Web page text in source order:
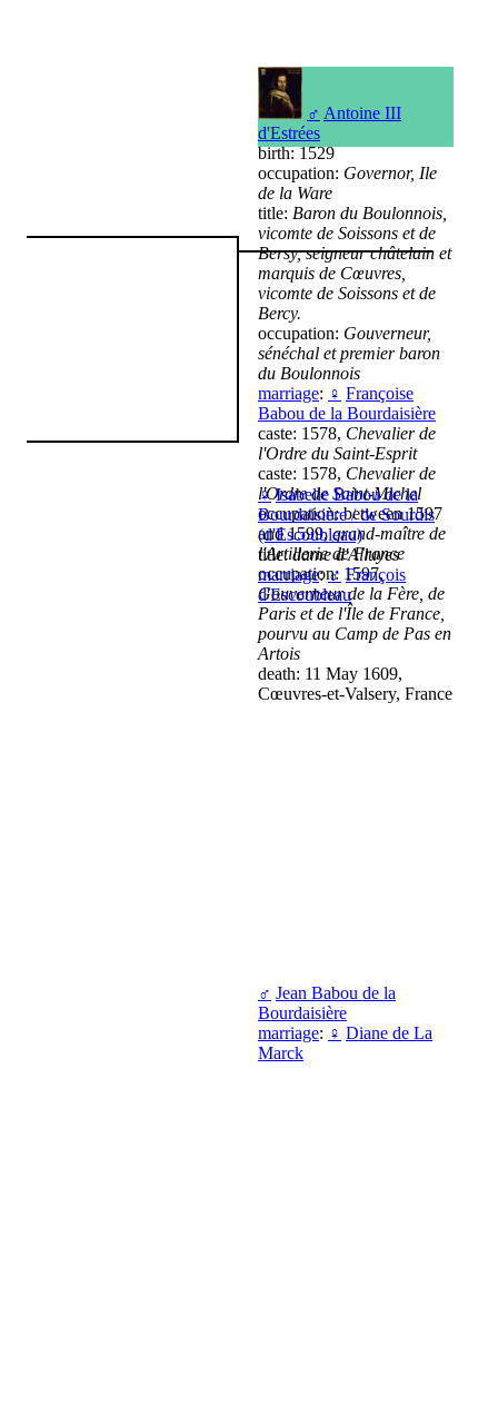
♂ Antoine III
d'Estrées
birth: 1529
occupation: Governor, Ile
de la Ware
title: Baron du Boulonnois,
vicomte de Soissons et de
Bersy, seigneur châtelain et
marquis de Cœuvres,
vicomte de Soissons et de
Bercy.
occupation: Gouverneur,
sénéchal et premier baron
du Boulonnois
marriage: ♀ Françoise
Babou de la Bourdaisière
caste: 1578, Chevalier de
l'Ordre du Saint-Esprit
caste: 1578, Chevalier de
l'Ordre de Saint-Michel
occupation: between 1597
and 1599,grand-maître de
l'Artillerie de France
occupation: 1597,
Gouverneur de la Fère, de
Paris et de l'Île de France,
pourvu au Camp de Pas en
Artois
death: 11 May 1609,
Cœuvres-et-Valsery, France
♀ Isabelle Babou de la
Bourdaisière / de Sourdis
(d'Escoubleau)
title:dame d'Alluyes
marriage:♂ François
d'Escoubleau
♂ Jean Babou de la
Bourdaisière
marriage: ♀ Diane de La
Marck